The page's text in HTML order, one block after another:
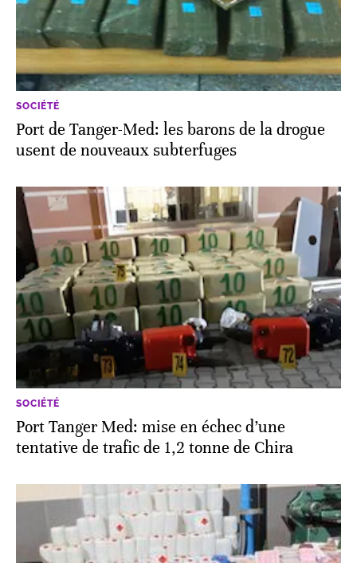
SOCIÉTÉ
Port de Tanger-Med: les barons de la drogue
usent de nouveaux subterfuges
SOCIÉTÉ
Port Tanger Med: mise en échec d’une
tentative de trafic de 1,2 tonne de Chira